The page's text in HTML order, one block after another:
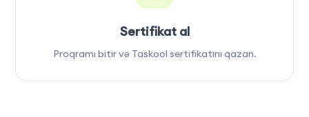
Sertifikat al
Proqramı bitir və Taskool sertifikatını qazan.